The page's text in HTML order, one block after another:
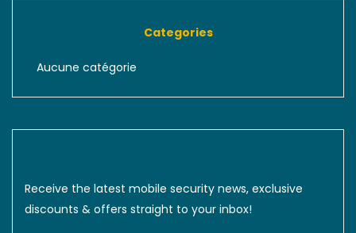
Categories
Aucune catégorie
Receive the latest mobile security news, exclusive
discounts & offers straight to your inbox!